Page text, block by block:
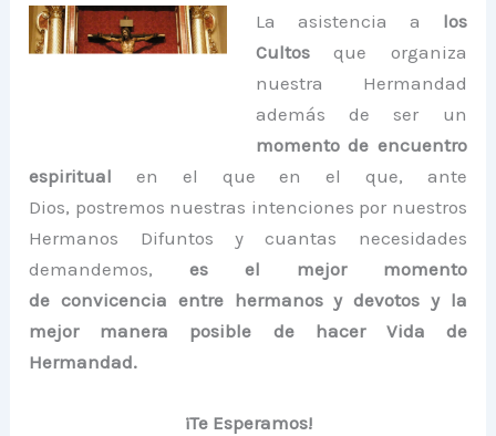
La asistencia a los
Cultosque organiza
nuestra Hermandad
además de ser un
momento de encuentro
espiritual en el que en el que, ante
Dios, postremos nuestras intenciones por nuestros
Hermanos Difuntos y cuantas necesidades
demandemos,es el mejor momento
de convicencia entre hermanos y devotos y la
mejor manera posible de hacer Vida de
Hermandad.
¡Te Esperamos!